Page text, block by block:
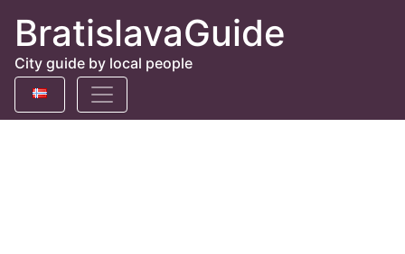
BratislavaGuide
City guide by local people